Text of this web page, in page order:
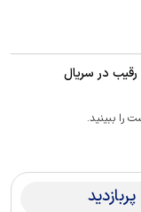
رقیب در سریال
را ببینید.
پربازدید